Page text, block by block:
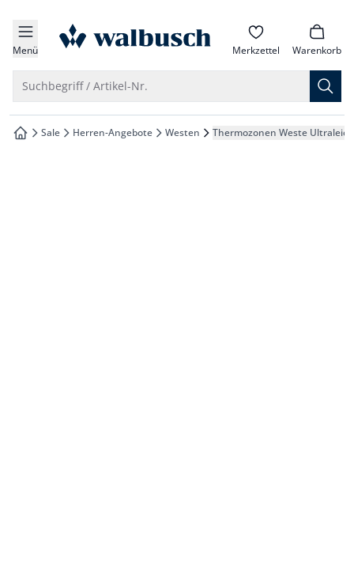
springen
springen
springen
springen
Menü zur Startseite Merkzettel Warenkorb
Suchbegriff / Artikel-Nr.
zur Startseite
Sale Herren-Angebote Westen Thermozonen Weste